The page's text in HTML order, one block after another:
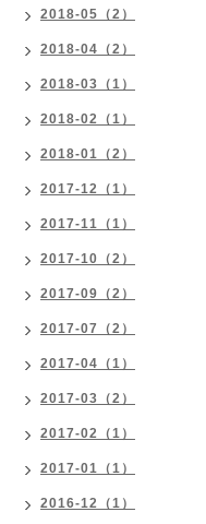
2018-05（2）
2018-04（2）
2018-03（1）
2018-02（1）
2018-01（2）
2017-12（1）
2017-11（1）
2017-10（2）
2017-09（2）
2017-07（2）
2017-04（1）
2017-03（2）
2017-02（1）
2017-01（1）
2016-12（1）